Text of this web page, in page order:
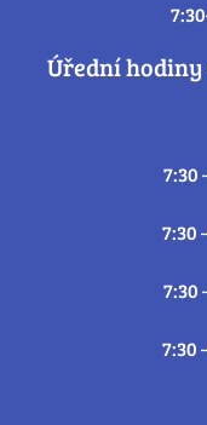
Úřední hodiny
7:30
7:30
7:30
7:30